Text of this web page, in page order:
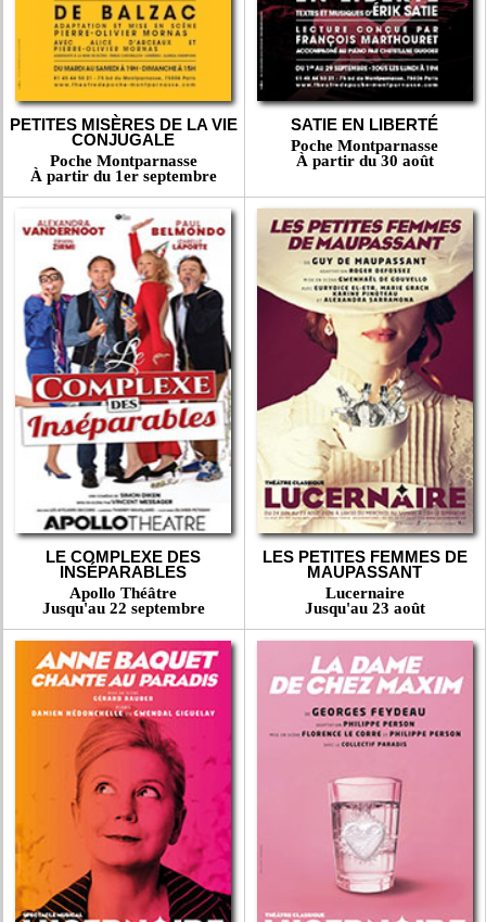
PETITES MISÈRES DE LA VIE
CONJUGALE
Poche Montparnasse
À partir du 1er septembre
SATIE EN LIBERTÉ
Poche Montparnasse
À partir du 30 août
LE COMPLEXE DES
INSÉPARABLES
Apollo Théâtre
Jusqu'au 22 septembre
LES PETITES FEMMES DE
MAUPASSANT
Lucernaire
Jusqu'au 23 août